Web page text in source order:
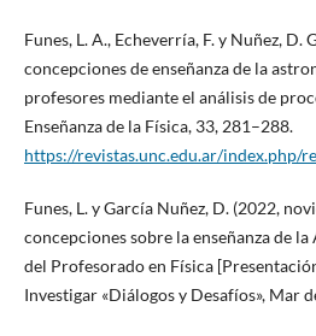
Funes, L. A., Echeverría, F. y Nuñez, D.
concepciones de enseñanza de la
profesores mediante el análisis de
Enseñanza de la Física, 33, 281–288.
https://revistas.unc.edu.ar/index.php/
Funes, L. y García Nuñez, D. (2022,
concepciones sobre la enseñanza de
del Profesorado en Física
Investigar «Diálogos y Desafíos», Mar